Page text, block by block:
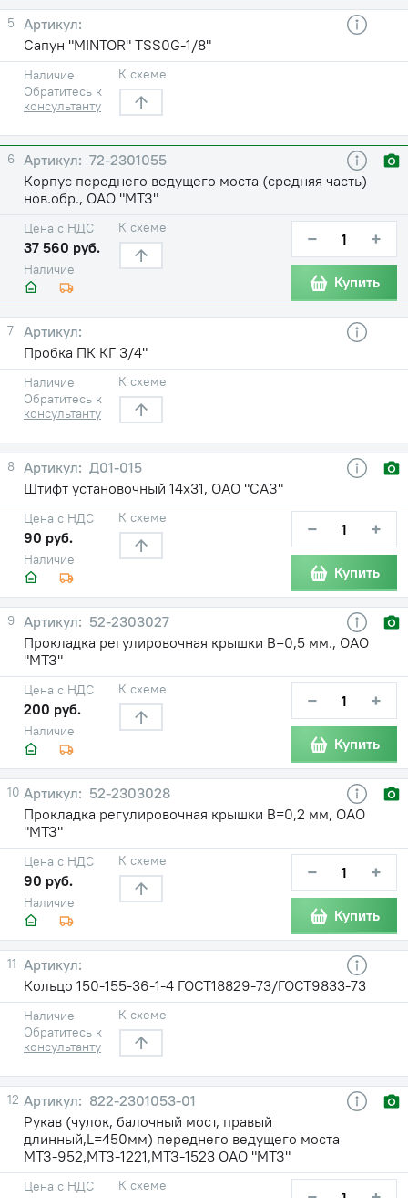
5
Сапун "MINTOR" TSS0G-1/8"
Наличие
Обратитесь к
консультанту
К схеме
6
72-2301055
Корпус переднего ведущего моста (средняя часть)
нов.обр., ОАО "МТЗ"
Наличие
Цена с НДС
37 560 руб.
К схеме − +
Купить
7
Пробка ПК КГ 3/4"
Наличие
Обратитесь к
консультанту
К схеме
8
Д01-015
Штифт установочный 14х31, ОАО "САЗ"
Наличие
Цена с НДС
90 руб.
К схеме − +
Купить
9
52-2303027
Прокладка регулировочная крышки В=0,5 мм., ОАО
"МТЗ"
Наличие
Цена с НДС
200 руб.
К схеме − +
Купить
10
52-2303028
Прокладка регулировочная крышки В=0,2 мм, ОАО
"МТЗ"
Наличие
Цена с НДС
90 руб.
К схеме − +
Купить
11
Кольцо 150-155-36-1-4 ГОСТ18829-73/ГОСТ9833-73
Наличие
Обратитесь к
консультанту
К схеме
12
822-2301053-01
Рукав (чулок, балочный мост, правый
длинный,L=450мм) переднего ведущего моста
МТЗ-952,МТЗ-1221,МТЗ-1523 ОАО "МТЗ"
Цена с НДС К схеме